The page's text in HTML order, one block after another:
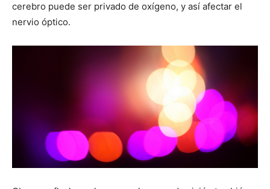
cerebro puede ser privado de oxígeno, y así afectar el
nervio óptico.